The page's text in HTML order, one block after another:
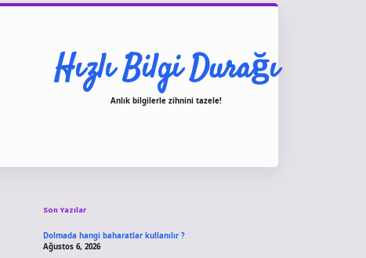
Hızlı Bilgi Durağı
Anlık bilgilerle zihnini tazele!
Son Yazılar
Dolmada hangi baharatlar kullanılır ?
Ağustos 6, 2026